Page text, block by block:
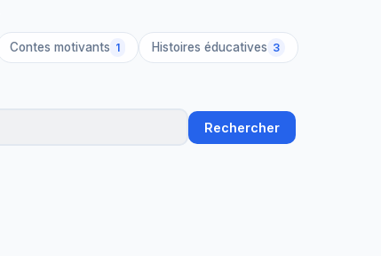
Contes motivants 1 Histoires éducatives 3
Rechercher